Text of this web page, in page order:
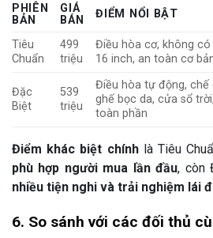
PHIÊN
BẢN
GIÁ
BÁN
ĐIỂM NỔI BẬT
Tiêu
Chuẩn
499
triệu
Điều hòa cơ, không
16 inch, an toàn cơ
Đặc
Biệt
539
triệu
Điều hòa tự động,
ghế bọc da, cửa sổ
toàn phần
Điểm khác biệt chínhlà Tiêu
phù hợp người mua lần đầu, còn
nhiều tiện nghi và trải nghiệm lái
6. So sánh với các đối thủ